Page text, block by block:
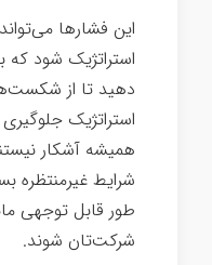
این فشارها
استراتژیک شود که
دهید تا از
استراتژیک
همیشه آشکار
شرایط غیرمنتظره
طور قابل توجهی
شرکت‌تان شوند.